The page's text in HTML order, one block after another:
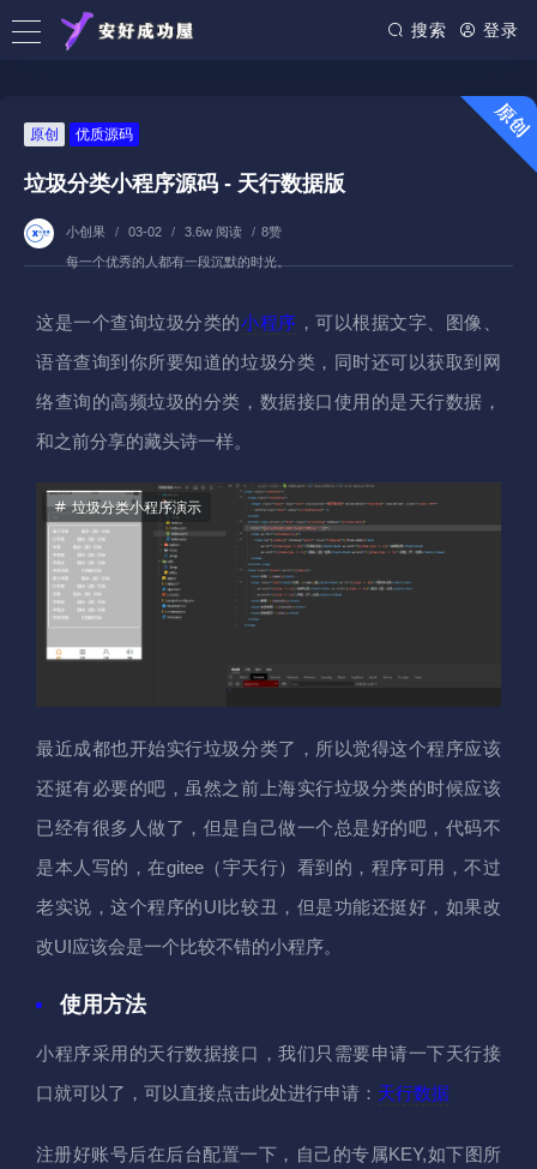
搜索 登录
原创 优质源码
垃圾分类小程序源码 - 天行数据版
小创果 / 03-02 / 3.6w 阅读 / 8赞
每一个优秀的人都有一段沉默的时光。
这是一个查询垃圾分类的小程序 ，可以根据文字、图像、
语音查询到你所要知道的垃圾分类，同时还可以获取到网
络查询的高频垃圾的分类，数据接口使用的是天行数据，
和之前分享的藏头诗一样。
垃圾分类小程序演示
最近成都也开始实行垃圾分类了，所以觉得这个程序应该
还挺有必要的吧，虽然之前上海实行垃圾分类的时候应该
已经有很多人做了，但是自己做一个总是好的吧，代码不
是本人写的，在gitee（宇天行）看到的，程序可用，不过
老实说，这个程序的UI比较丑，但是功能还挺好，如果改
改UI应该会是一个比较不错的小程序。
使用方法
小程序采用的天行数据接口，我们只需要申请一下天行接
口就可以了，可以直接点击此处进行申请： 天行数据
注册好账号后在后台配置一下，自己的专属KEY,如下图所